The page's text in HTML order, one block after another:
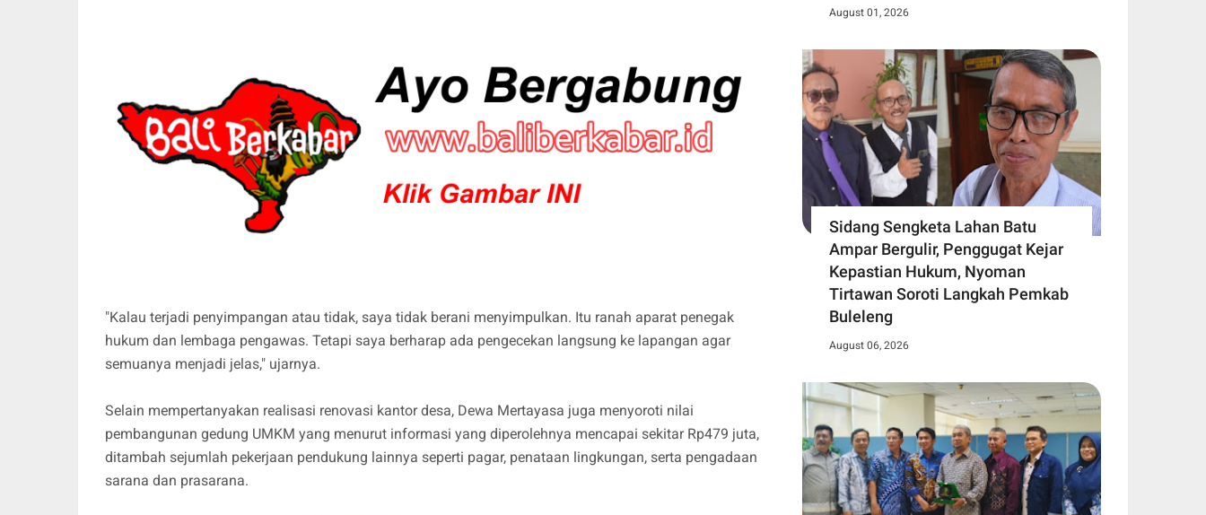
"Kalau terjadi penyimpangan atau tidak, saya tidak berani menyimpulkan. Itu ranah aparat penegak
hukum dan lembaga pengawas. Tetapi saya berharap ada pengecekan langsung ke lapangan agar
semuanya menjadi jelas," ujarnya.
Selain mempertanyakan realisasi renovasi kantor desa, Dewa Mertayasa juga menyoroti nilai
pembangunan gedung UMKM yang menurut informasi yang diperolehnya mencapai sekitar Rp479 juta,
ditambah sejumlah pekerjaan pendukung lainnya seperti pagar, penataan lingkungan, serta pengadaan
sarana dan prasarana.
August 01, 2026
Sidang Sengketa Lahan Batu
Ampar Bergulir, Penggugat Kejar
Kepastian Hukum, Nyoman
Tirtawan Soroti Langkah Pemkab
Buleleng
August 06, 2026